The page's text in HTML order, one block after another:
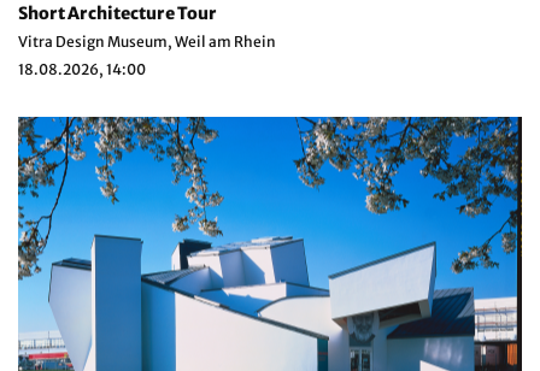
Short Architecture Tour
Vitra Design Museum, Weil am Rhein
18.08.2026, 14:00